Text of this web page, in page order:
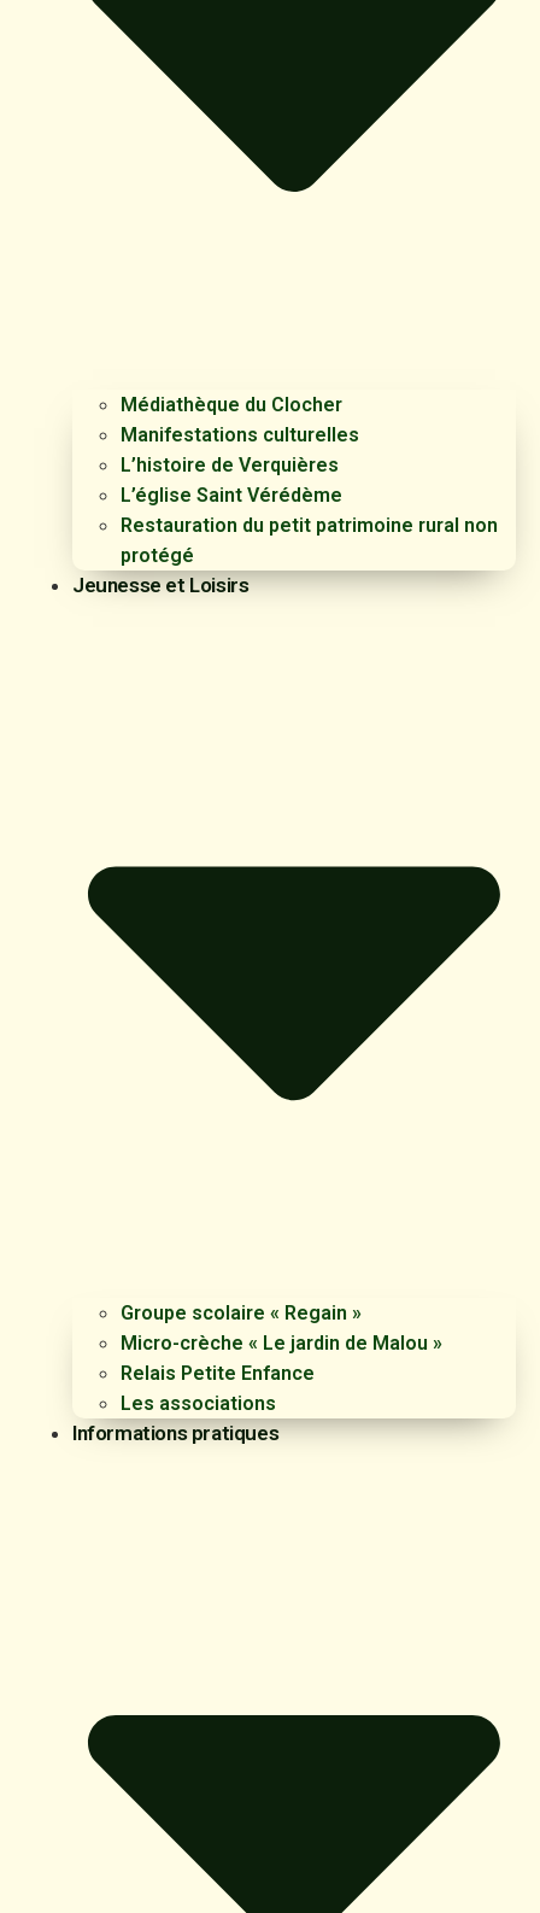
Médiathèque du Clocher
Manifestations culturelles
L’histoire de Verquières
L’église Saint Vérédème
Restauration du petit patrimoine rural non
protégé
Jeunesse et Loisirs
Groupe scolaire « Regain »
Micro-crèche « Le jardin de Malou »
Relais Petite Enfance
Les associations
Informations pratiques